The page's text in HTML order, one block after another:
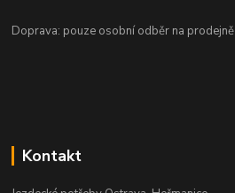
Doprava: pouze osobní odběr na prodejně
Kontakt